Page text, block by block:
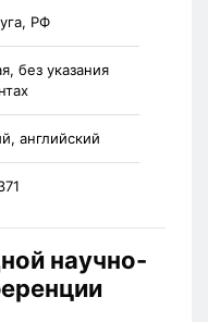
РФ
без указания
английский
научно-